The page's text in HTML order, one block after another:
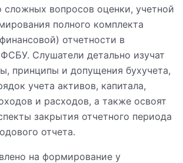
вопросов оценки, учетной
полного комплекта
отчетности в
Слушатели детально изучат
принципы и допущения бухучета,
учета активов, капитала,
и расходов, а также освоят
закрытия отчетного периода
отчета.
на формирование у